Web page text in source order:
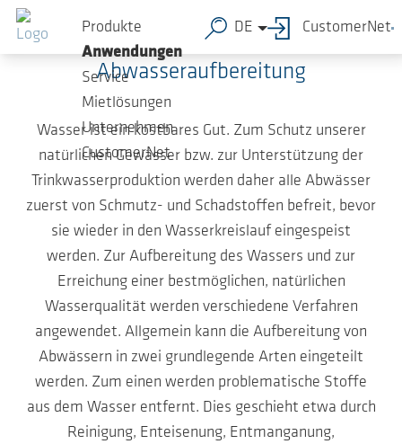
Zum Hauptinhalt springen
Produkte
Anwendungen
Service
Mietlösungen
Unternehmen
CustomerNet
DE CustomerNet
Die Verfahren der
Abwasseraufbereitung
Wasser ist ein kostbares Gut. Zum Schutz unserer
natürlichen Gewässer bzw. zur Unterstützung der
Trinkwasserproduktion werden daher alle Abwässer
zuerst von Schmutz- und Schadstoffen befreit, bevor
sie wieder in den Wasserkreislauf eingespeist
werden. Zur Aufbereitung des Wassers und zur
Erreichung einer bestmöglichen, natürlichen
Wasserqualität werden verschiedene Verfahren
angewendet. Allgemein kann die Aufbereitung von
Abwässern in zwei grundlegende Arten eingeteilt
werden. Zum einen werden problematische Stoffe
aus dem Wasser entfernt. Dies geschieht etwa durch
Reinigung, Enteisenung, Entmanganung,